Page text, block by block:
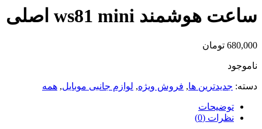
ساعت هوشمند ws81 mini اصلی
680,000 تومان
ناموجود
دسته: جدیدترین ها, فروش ویژه, لوازم جانبی موبایل, همه
توضیحات
نظرات (0)